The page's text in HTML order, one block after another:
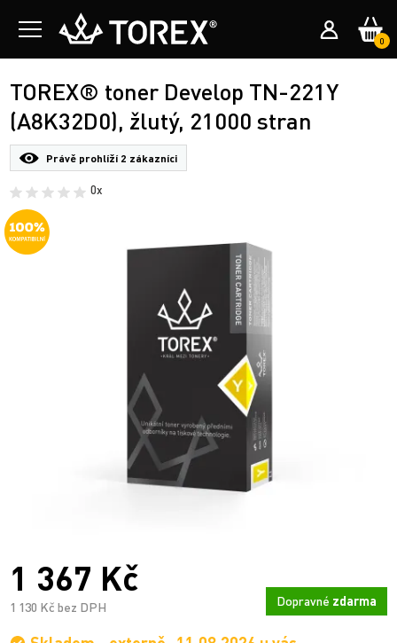
0
TOREX® toner Develop TN-221Y
(A8K32D0), žlutý, 21000 stran
Právě prohlíží 2 zákazníci
0x
1 367 Kč
1 130 Kč bez DPH Dopravné zdarma